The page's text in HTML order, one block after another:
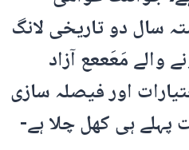
سال دو تاریخی لانگ
والے مَعَععع آزاد
اور فیصلہ سازی
پہلے ہی کھل چلا ہے-